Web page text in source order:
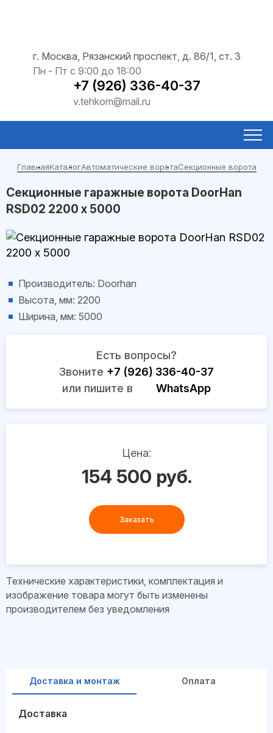
г. Москва, Рязанский проспект, д. 86/1, ст. 3
Пн - Пт с 9:00 до 18:00
+7 (926) 336-40-37
v.tehkom@mail.ru
ГлавнаяКаталогАвтоматические воротаСекционные ворота
Секционные гаражные ворота DoorHan
RSD02 2200 х 5000
Производитель: Doorhan
Высота, мм: 2200
Ширина, мм: 5000
Есть вопросы?
Звоните +7 (926) 336-40-37
или пишите в
WhatsApp
Цена:
154 500 руб.
Заказать
Технические характеристики, комплектация и
изображение товара могут быть изменены
производителем без уведомления
Доставка и монтаж Оплата
Доставка